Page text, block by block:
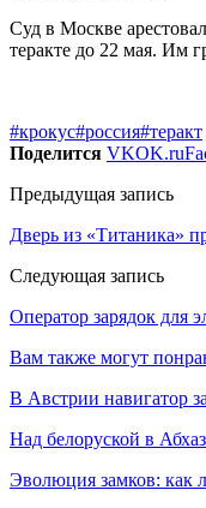
Суд в Москве
теракте до 22 мая. Им
#крокус#россия#теракт
Поделится VKOK.ru
Предыдущая запись
Дверь из «Титаника»
Следующая запись
Оператор зарядок для
Вам также могут
В Австрии навигатор
Над белоруской в
Эволюция замков: как